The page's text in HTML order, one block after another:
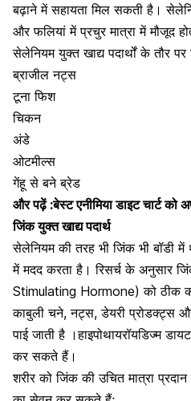
बढ़ाने में सहायता मिल सकती है।
और फलियां में प्रचुर मात्रा में मौजूद
सेलेनियम युक्त खाद्य पदार्थों के तौर
ब्राजील नट्स
टूना फिश
चिकन
अंडे
ओटमील्स
गेंहू से बने ब्रेड
और पढ़ें :बेस्ट एनीमिया डाइट चार्ट को
जिंक युक्त खाद्य पदार्थ
सेलेनियम की तरह भी जिंक भी बॉडी में
में मदद करता है। रिसर्च के अनुसार
Stimulating Hormone) को ठीक
काबुली चने, नट्स, डेयरी प्रोडक्ट्स
पाई जाती है ।हाइपोथायरॉयडिज्म
कर सकते हैं।
शरीर को जिंक की उचित मात्रा प्रदान